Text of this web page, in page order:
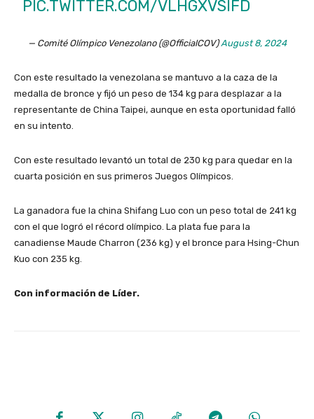
PIC.TWITTER.COM/VLHGXVSIFD
— Comité Olímpico Venezolano (@OfficialCOV)August 8, 2024
Con este resultado la venezolana se mantuvo a la caza de la
medalla de bronce y fijó un peso de 134 kg para desplazar a la
representante de China Taipei, aunque en esta oportunidad falló
en su intento.
Con este resultado levantó un total de 230 kg para quedar en la
cuarta posición en sus primeros Juegos Olímpicos.
La ganadora fue la china Shifang Luo con un peso total de 241 kg
con el que logró el récord olímpico. La plata fue para la
canadiense Maude Charron (236 kg) y el bronce para Hsing-Chun
Kuo con 235 kg.
Con información de Líder.